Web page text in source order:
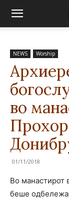
NEWS Worship
во
01/11/2018
Во манастирот
беше